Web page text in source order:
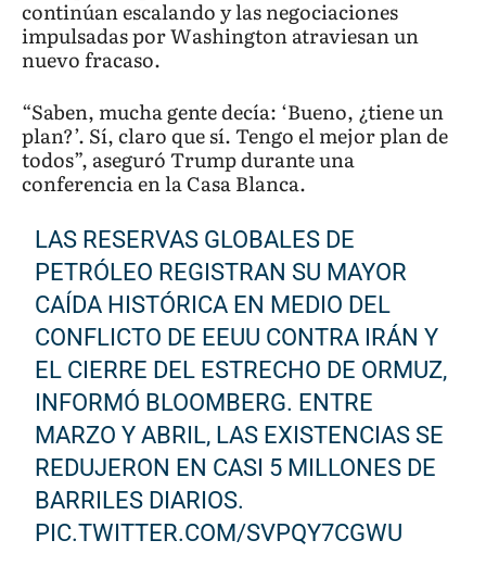
continúan escalando y las negociaciones
impulsadas por Washington atraviesan un
nuevo fracaso.
“Saben, mucha gente decía: ‘Bueno, ¿tiene un
plan?’. Sí, claro que sí. Tengo el mejor plan de
todos”, aseguró Trump durante una
conferencia en la Casa Blanca.
LAS RESERVAS GLOBALES DE
PETRÓLEO REGISTRAN SU MAYOR
CAÍDA HISTÓRICA EN MEDIO DEL
CONFLICTO DE EEUU CONTRA IRÁN Y
EL CIERRE DEL ESTRECHO DE ORMUZ,
INFORMÓ BLOOMBERG. ENTRE
MARZO Y ABRIL, LAS EXISTENCIAS SE
REDUJERON EN CASI 5 MILLONES DE
BARRILES DIARIOS.
PIC.TWITTER.COM/SVPQY7CGWU